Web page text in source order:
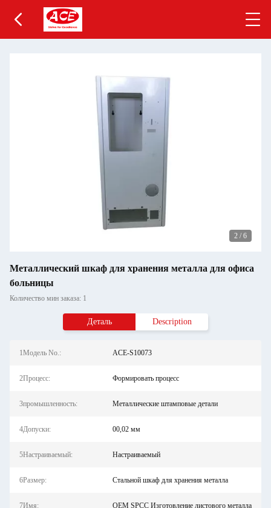
2 / 6
Металлический шкаф для хранения металла для офиса
больницы
Количество мин заказа: 1
Деталь Description
1Модель No.: ACE-S10073
2Процесс: Формировать процесс
3промышленность: Металлические штамповые детали
4Допуски: 00,02 мм
5Настраиваемый: Настраиваемый
6Размер: Стальной шкаф для хранения металла
7Имя: OEM SPCC Изготовление листового металла